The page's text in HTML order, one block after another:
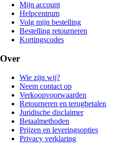
Mijn account
Helpcentrum
Volg mijn bestelling
Bestelling retourneren
Kortingscodes
Over
Wie zijn wij?
Neem contact op
Verkoopvoorwaarden
Retourneren en terugbetalen
Juridische disclaimer
Betaalmethoden
Prijzen en leveringsopties
Privacy verklaring